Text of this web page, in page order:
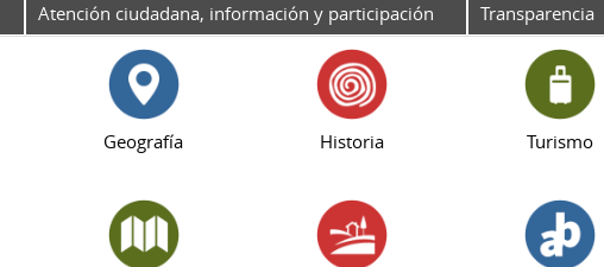
Atención ciudadana, información y participación Transparencia
Geografía Historia Turismo